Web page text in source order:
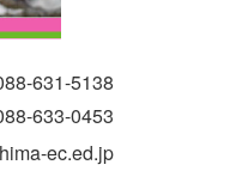
631-5138
0453
ec.ed.jp